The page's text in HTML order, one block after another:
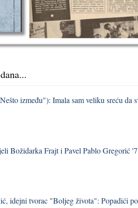
između"): Imala sam veliku sreću
Božidarka Frajt i Pavel Pablo Gregorić
idejni tvorac "Boljeg života": Popadići